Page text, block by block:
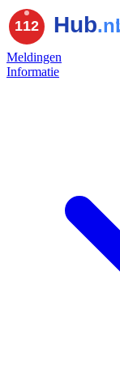
Meldingen
Informatie